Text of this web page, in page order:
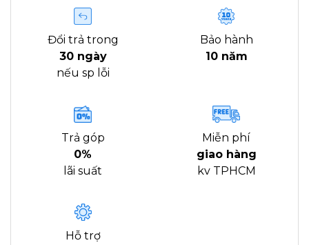
Đổi trả trong
30 ngày
nếu sp lỗi
Bảo hành
10 năm
Trả góp
0%
lãi suất
Miễn phí
giao hàng
kv TPHCM
Hỗ trợ